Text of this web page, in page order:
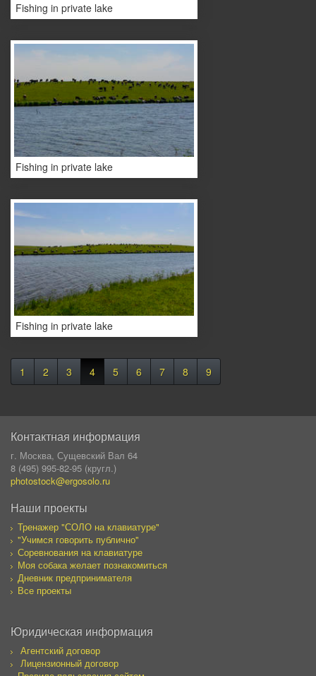
Fishing in private lake
Fishing in private lake
Fishing in private lake
1 2 3 4 5 6 7 8 9
Контактная информация
г. Москва, Сущевский Вал 64
8 (495) 995-82-95 (кругл.)
photostock@ergosolo.ru
Наши проекты
Тренажер "СОЛО на клавиатуре"
"Учимся говорить публично"
Соревнования на клавиатуре
Моя собака желает познакомиться
Дневник предпринимателя
Все проекты
Юридическая информация
Агентский договор
Лицензионный договор